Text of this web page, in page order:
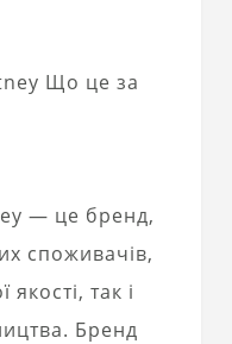
— це бренд,
споживачів,
так і
Бренд